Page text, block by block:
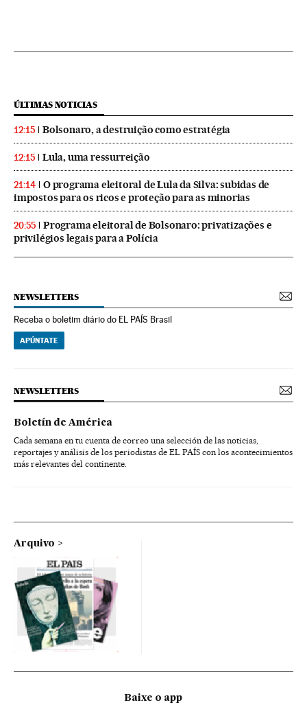
ÚLTIMAS NOTICIAS
12:15 Bolsonaro, a destruição como estratégia
12:15 Lula, uma ressurreição
21:14
O programa eleitoral de Lula da Silva: subidas de
impostos para os ricos e proteção para as minorias
20:55
Programa eleitoral de Bolsonaro: privatizações e
privilégios legais para a Polícia
NEWSLETTERS
Receba o boletim diário do EL PAÍS Brasil
APÚNTATE
NEWSLETTERS
Boletín de América
Cada semana en tu cuenta de correo una selección de las noticias,
reportajes y análisis de los periodistas de EL PAÍS con los acontecimientos
más relevantes del continente.
Arquivo
Baixe o app